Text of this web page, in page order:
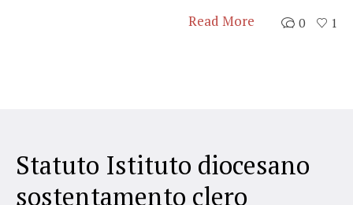
0 1
Read More
Statuto Istituto diocesano
sostentamento clero